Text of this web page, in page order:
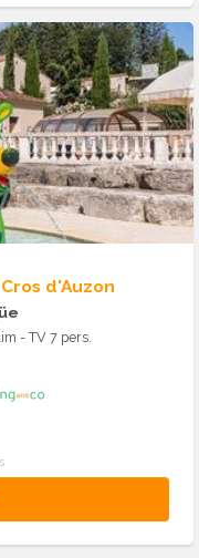
d'Auzon
- TV 7 pers.